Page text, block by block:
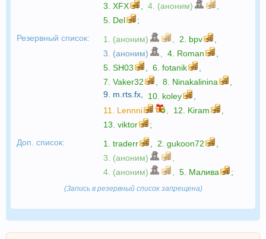
3. XFX 4. (аноним)
5. Del
;
Резервный список:
1. (аноним) 2. bpv
3. (аноним)
4. Roman
5. SH03 6. fotanik
7. Vaker32 8. Ninakalinina
9. m.rts.fx 10. koley
11. Lennni 12. Kiram
13. viktor
;
Доп. список:
1. traderr 2. gukoon72
3. (аноним)
4. (аноним)
5. Малива ;
(Запись в резервный список запрещена)